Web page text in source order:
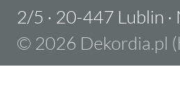
2/5 · 20-447 Lublin ·
© 2026 Dekordia.pl